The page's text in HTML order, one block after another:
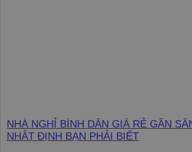
NHÀ NGHỈ BÌNH DÂN GIÁ RẺ GẦN
NHẤT ĐỊNH BẠN PHẢI BIẾT